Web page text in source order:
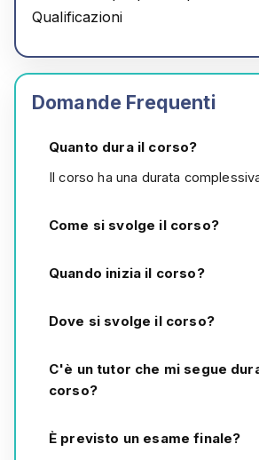
Qualificazioni
Domande Frequenti
Quanto dura il corso?
Il corso ha una durata
Come si svolge il corso?
Quando inizia il corso?
Dove si svolge il corso?
C'è un tutor che mi segue
corso?
È previsto un esame finale?